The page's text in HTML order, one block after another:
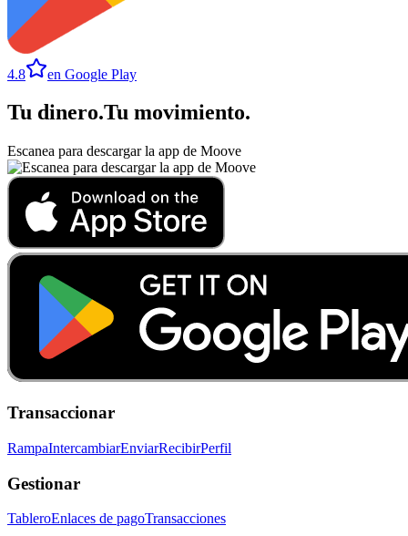
4.8 en Google Play
Tu dinero.Tu movimiento.
Escanea para descargar la app de Moove
Transaccionar
RampaIntercambiarEnviarRecibirPerfil
Gestionar
TableroEnlaces de pagoTransacciones